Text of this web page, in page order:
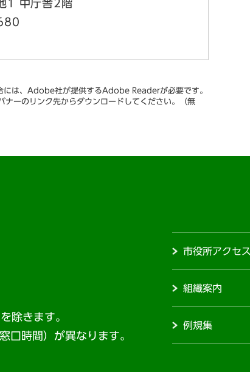
1 中庁舎2階
には、Adobe社が提供するAdobe Readerが必要です。
ーのリンク先からダウンロードしてください。（無
除きます。
口時間）が異なります。
市役所アクセス
組織案内
例規集